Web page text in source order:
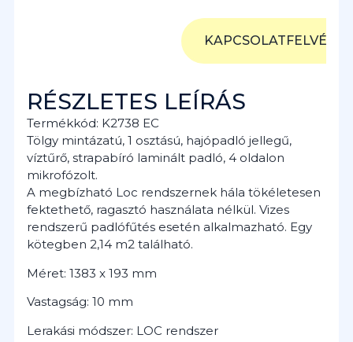
KAPCSOLATFELVÉTEL
RÉSZLETES LEÍRÁS
Termékkód: K2738 EC
Tölgy mintázatú, 1 osztású, hajópadló jellegű,
víztűrő, strapabíró laminált padló, 4 oldalon
mikrofózolt.
A megbízható Loc rendszernek hála tökéletesen
fektethető, ragasztó használata nélkül.Vizes
rendszerű padlófűtés esetén alkalmazható. Egy
kötegben 2,14 m2 található.
Méret: 1383 x 193 mm
Vastagság: 10 mm
Lerakási módszer: LOC rendszer